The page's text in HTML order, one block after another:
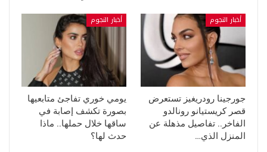
أخبار النجوم
جورجينا رودريغيز تستعرض
قصر كريستيانو رونالدو
الفاخر.. تفاصيل مذهلة عن
المنزل الذي…
أخبار النجوم
يومي خوري تفاجئ متابعيها
بصورة تكشف إصابة في
ساقها خلال حملها.. ماذا
حدث لها؟